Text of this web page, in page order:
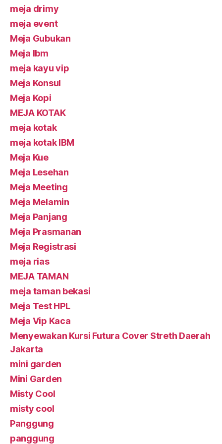
meja drimy
meja event
Meja Gubukan
Meja Ibm
meja kayu vip
Meja Konsul
Meja Kopi
MEJA KOTAK
meja kotak
meja kotak IBM
Meja Kue
Meja Lesehan
Meja Meeting
Meja Melamin
Meja Panjang
Meja Prasmanan
Meja Registrasi
meja rias
MEJA TAMAN
meja taman bekasi
Meja Test HPL
Meja Vip Kaca
Menyewakan Kursi Futura Cover Streth Daerah
Jakarta
mini garden
Mini Garden
Misty Cool
misty cool
Panggung
panggung